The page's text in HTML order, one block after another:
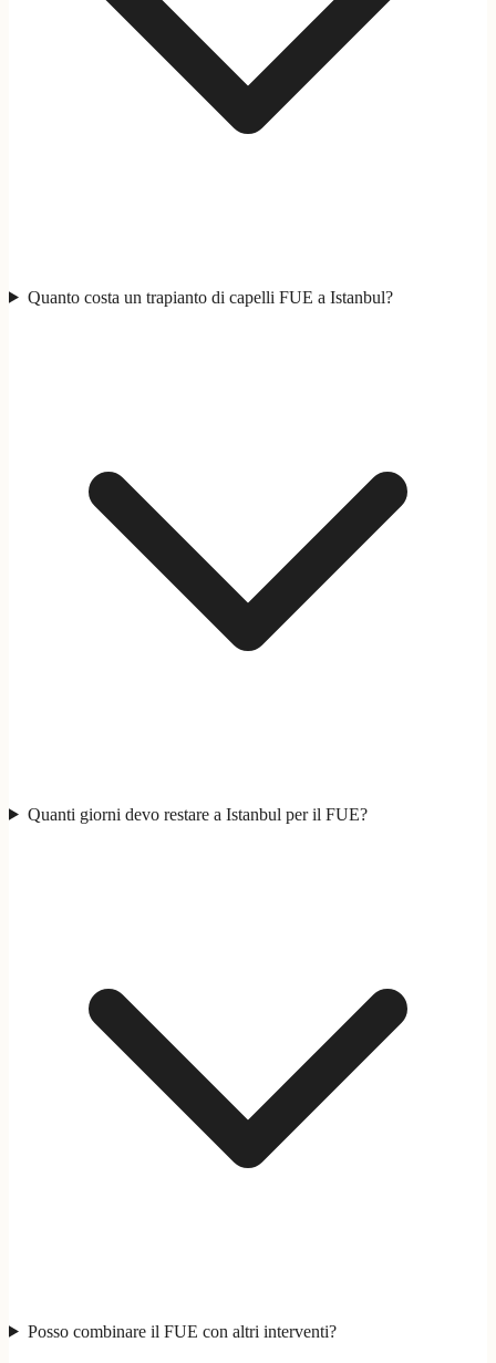
Quanto costa un trapianto di capelli FUE a Istanbul?
Quanti giorni devo restare a Istanbul per il FUE?
Posso combinare il FUE con altri interventi?